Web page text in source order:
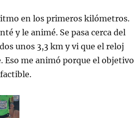
en los primeros kilómetros.
y le animé. Se pasa cerca del
unos 3,3 km y vi que el reloj
Eso me animó porque el objetivo